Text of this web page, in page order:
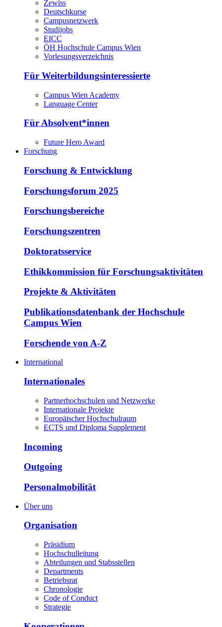
Zewiss
Deutschkurse
Campusnetzwerk
Studijobs
EICC
ÖH Hochschule Campus Wien
Vorlesungsverzeichnis
Für Weiterbildungsinteressierte
Campus Wien Academy
Language Center
Für Absolvent*innen
Future Hero Award
Forschung
Forschung & Entwicklung
Forschungsforum 2025
Forschungsbereiche
Forschungszentren
Doktoratsservice
Ethikkommission für Forschungsaktivitäten
Projekte & Aktivitäten
Publikationsdatenbank der Hochschule
Campus Wien
Forschende von A-Z
International
Internationales
Partnerhochschulen und Netzwerke
Internationale Projekte
Europäischer Hochschulraum
ECTS und Diploma Supplement
Incoming
Outgoing
Personalmobilität
Über uns
Organisation
Präsidium
Hochschulleitung
Abteilungen und Stabsstellen
Departments
Betriebsrat
Chronologie
Code of Conduct
Strategie